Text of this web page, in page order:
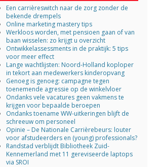
Een carrièreswitch naar de zorg zonder de
bekende drempels
Online marketing mastery tips
Werkloos worden, met pensioen gaan of van
baan wisselen: zo krijgt u overzicht
Ontwikkelassessments in de praktijk: 5 tips
voor meer effect
Lange wachtlijsten: Noord-Holland koploper
in tekort aan medewerkers kinderopvang
Genoeg is genoeg: campagne tegen
toenemende agressie op de winkelvloer
Ondanks vele vacatures geen vakmens te
krijgen voor bepaalde beroepen
Ondanks toename WW-uitkeringen blijft de
schreeuw om personeel
Opinie – De Nationale Carrièrebeurs: louter
voor afstudeerders en (young) professionals?
Randstad verblijdt Bibliotheek Zuid-
Kennemerland met 11 gereviseerde laptops
via SROI